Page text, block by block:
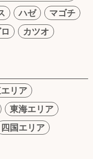
ハゼ
マゴチ
カツオ
リア
東海エリア
四国エリア